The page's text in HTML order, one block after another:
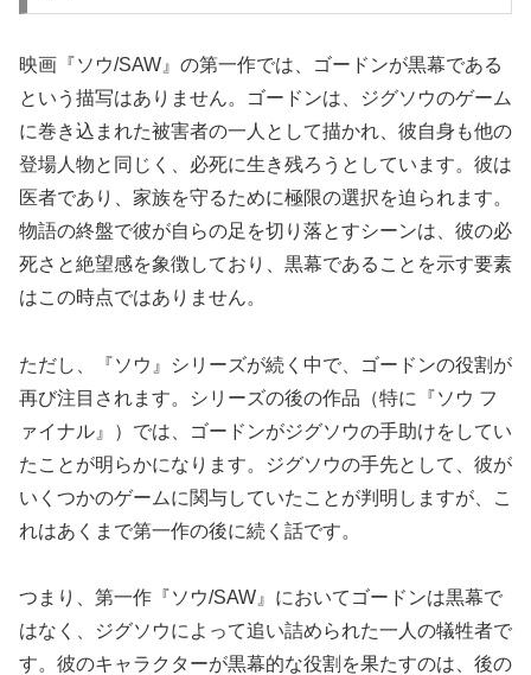
映画『ソウ/SAW』の第一作では、ゴードンが黒幕である
という描写はありません。ゴードンは、ジグソウのゲーム
に巻き込まれた被害者の一人として描かれ、彼自身も他の
登場人物と同じく、必死に生き残ろうとしています。彼は
医者であり、家族を守るために極限の選択を迫られます。
物語の終盤で彼が自らの足を切り落とすシーンは、彼の必
死さと絶望感を象徴しており、黒幕であることを示す要素
はこの時点ではありません。
ただし、『ソウ』シリーズが続く中で、ゴードンの役割が
再び注目されます。シリーズの後の作品（特に『ソウ フ
ァイナル』）では、ゴードンがジグソウの手助けをしてい
たことが明らかになります。ジグソウの手先として、彼が
いくつかのゲームに関与していたことが判明しますが、こ
れはあくまで第一作の後に続く話です。
つまり、第一作『ソウ/SAW』においてゴードンは黒幕で
はなく、ジグソウによって追い詰められた一人の犠牲者で
す。彼のキャラクターが黒幕的な役割を果たすのは、後の